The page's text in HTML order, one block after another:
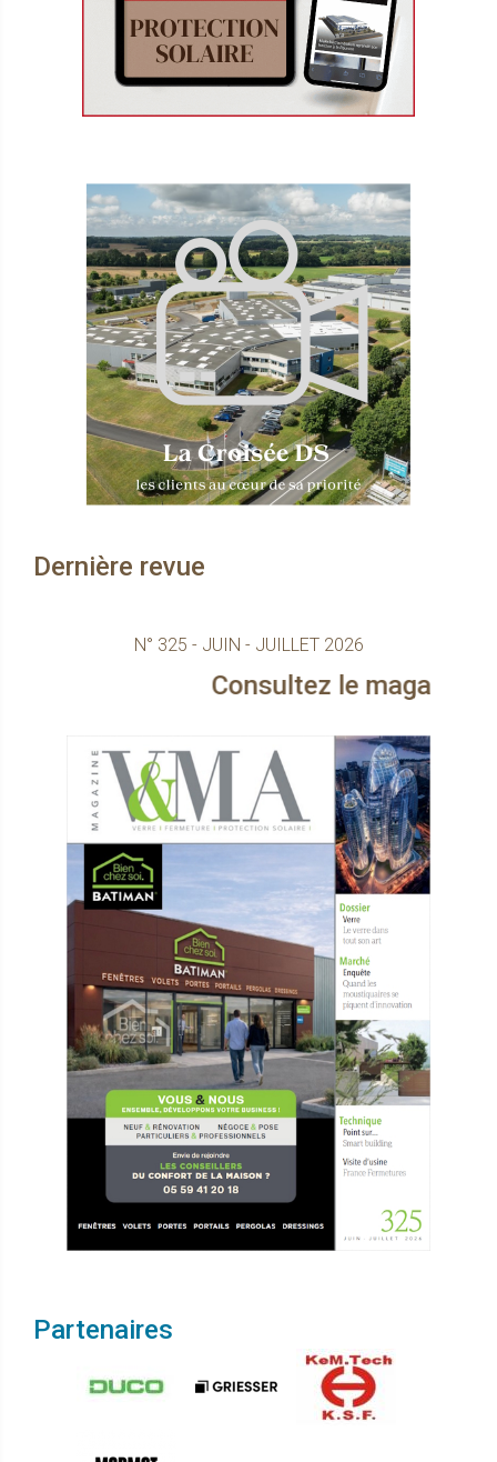
Dernière revue
N° 325 - JUIN - JUILLET 2026
Consultez le magazine
Partenaires